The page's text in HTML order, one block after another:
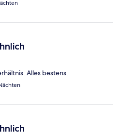
Alles bestens.